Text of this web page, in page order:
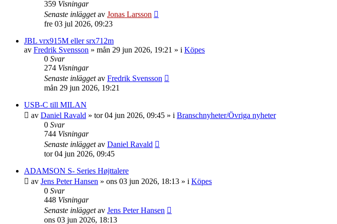
359 Visningar
Senaste inläggetav Jonas Larsson
fre 03 jul 2026, 09:23
JBL vrx915M eller srx712m
av Fredrik Svensson » mån 29 jun 2026, 19:21 » i Köpes
0 Svar
274 Visningar
Senaste inläggetav Fredrik Svensson
mån 29 jun 2026, 19:21
USB-C till MILAN
av Daniel Ravald » tor 04 jun 2026, 09:45 » i Branschnyheter/Övriga nyheter
0 Svar
744 Visningar
Senaste inläggetav Daniel Ravald
tor 04 jun 2026, 09:45
ADAMSON S- Series Højttalere
av Jens Peter Hansen » ons 03 jun 2026, 18:13 » i Köpes
0 Svar
448 Visningar
Senaste inläggetav Jens Peter Hansen
ons 03 jun 2026, 18:13